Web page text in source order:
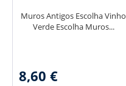
Muros Antigos Escolha Vinho
Verde Escolha Muros...
8,60 €